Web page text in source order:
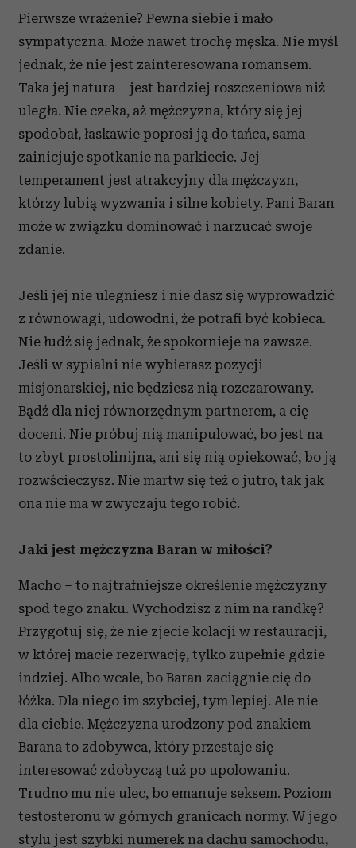
Pierwsze wrażenie? Pewna siebie i mało
sympatyczna. Może nawet trochę męska. Nie myśl
jednak, że nie jest zainteresowana romansem.
Taka jej natura – jest bardziej roszczeniowa niż
uległa. Nie czeka, aż mężczyzna, który się jej
spodobał, łaskawie poprosi ją do tańca, sama
zainicjuje spotkanie na parkiecie. Jej
temperament jest atrakcyjny dla mężczyzn,
którzy lubią wyzwania i silne kobiety. Pani Baran
może w związku dominować i narzucać swoje
zdanie.
Jeśli jej nie ulegniesz i nie dasz się wyprowadzić
z równowagi, udowodni, że potrafi być kobieca.
Nie łudź się jednak, że spokornieje na zawsze.
Jeśli w sypialni nie wybierasz pozycji
misjonarskiej, nie będziesz nią rozczarowany.
Bądź dla niej równorzędnym partnerem, a cię
doceni. Nie próbuj nią manipulować, bo jest na
to zbyt prostolinijna, ani się nią opiekować, bo ją
rozwścieczysz. Nie martw się też o jutro, tak jak
ona nie ma w zwyczaju tego robić.
Jaki jest mężczyzna Baran w miłości?
Macho – to najtrafniejsze określenie mężczyzny
spod tego znaku. Wychodzisz z nim na randkę?
Przygotuj się, że nie zjecie kolacji w restauracji,
w której macie rezerwację, tylko zupełnie gdzie
indziej. Albo wcale, bo Baran zaciągnie cię do
łóżka. Dla niego im szybciej, tym lepiej. Ale nie
dla ciebie. Mężczyzna urodzony pod znakiem
Barana to zdobywca, który przestaje się
interesować zdobyczą tuż po upolowaniu.
Trudno mu nie ulec, bo emanuje seksem. Poziom
testosteronu w górnych granicach normy. W jego
stylu jest szybki numerek na dachu samochodu,